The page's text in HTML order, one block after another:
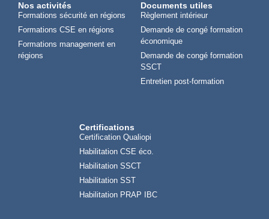
Nos activités
Formations sécurité en régions
Formations CSE en régions
Formations management en
régions
Documents utiles
Règlement intérieur
Demande de congé formation
économique
Demande de congé formation
SSCT
Entretien post-formation
Certifications
Certification Qualiopi
Habilitation CSE éco.
Habilitation SSCT
Habilitation SST
Habilitation PRAP IBC